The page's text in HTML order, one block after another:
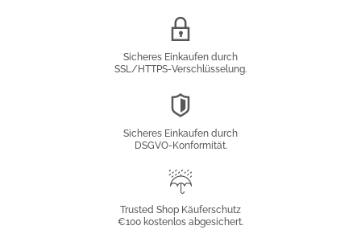
Sicheres Einkaufen durch
SSL/HTTPS-Verschlüsselung.
Sicheres Einkaufen durch
DSGVO-Konformität.
Käuferschutz
Trusted Shop Käuferschutz
€100 kostenlos abgesichert.